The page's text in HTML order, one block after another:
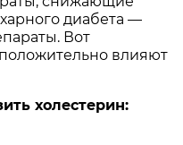
диабета —
Вот
влияют
холестерин: